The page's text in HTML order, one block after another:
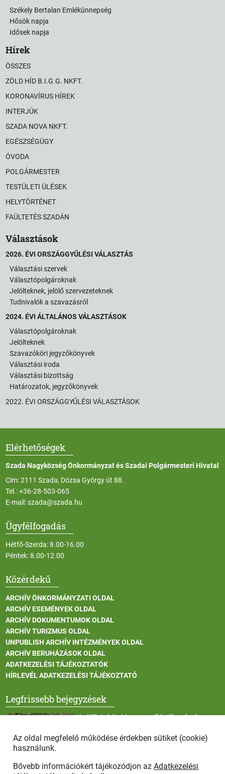
Székely Bertalan Emlékünnepség
Hősök napja
Idősek napja
Hírek
ÖSSZES
ZÖLD HÍD B.I.G.G. NKFT.
KORONAVÍRUS HÍREK
INTERJÚK
SZADA NOVA NKFT.
EGÉSZSÉGÜGY
ÓVODA
POLGÁRMESTER
TESTÜLETI ÜLÉSEK
HELYTÖRTÉNET
FAÜLTETÉS SZADÁN
Választások
2026. ÉVI ORSZÁGGYŰLÉSI VÁLASZTÁS
Választási szervek
Választópolgároknak
Jelölteknek, jelölő szervezeteknek
Tudnivalók a szavazásról
2024. ÉVI ÁLTALÁNOS VÁLASZTÁSOK
Választópolgároknak
Jelölteknek
Szavazóköri jegyzőkönyvek
Választási iroda
Választási bizottság
Határozatok, jegyzőkönyvek
2022. ÉVI ORSZÁGGYŰLÉSI VÁLASZTÁSOK
Elérhetőségek
Szada Nagyközség Önkormányzat és Szadai Polgármesteri Hivatal
Cím: 2111 Szada, Dózsa György út 88.
Tel.:+36-28-503-065
E-mail:szada@szada.hu
Ügyfélfogadás
Hétfő-Szerda: 8.00-16.00
Péntek: 8.00-12.00
Közérdekű
ARCHÍV ÖNKORMÁNYZATI OLDAL
ARCHÍV ESEMÉNYEK OLDAL
ARCHÍV DOKUMENTUMOK OLDAL
ARCHÍV TURIZMUS OLDAL
UNPUBLISH ARCHÍV INTÉZMÉNYEK OLDAL
ARCHÍV BERUHÁZÁSOK OLDAL
ADATKEZELÉSI TÁJÉKOZTATÓK
HÍRLEVÉL ADATKEZELÉSI TÁJÉKOZTATÓ
Legfrissebb bejegyzések
Vadállatok itatása a rendkívüli melegben
Afrikai sertéspestis - kérések a lakosság felé
Az oldal megfelelő működése érdekben sütiket (cookie)
használunk.
Bővebb információkért tájékozódjon azAdatkezelési